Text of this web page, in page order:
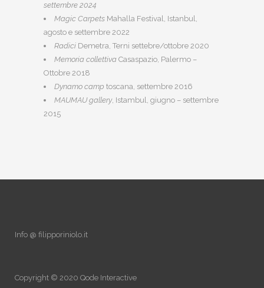
settembre 2024
Magic Carpets Mahalla Festival, Istanbul,
agosto e settembre 2022
Radici Demetra, Terni settebre/ottobre 2020
Memoria collettiva Casaspazio, Palermo –
Ottobre 2018
Dynamo camp toscana, settembre 2016
MAUMAU gallery, Istambul, giugno – settembre
2015
Info @ filipporiniolo.it
Copyright © 2020 Qode Interactive